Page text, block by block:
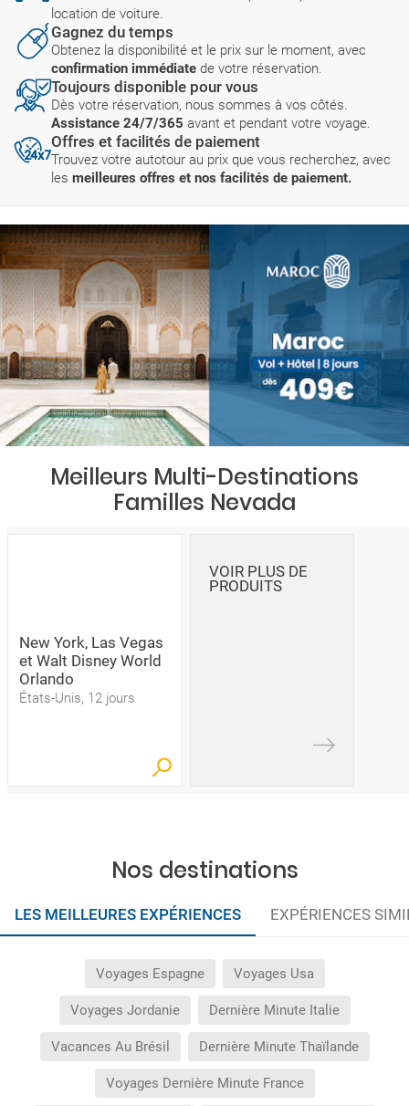
location de voiture.
Gagnez du temps
Obtenez la disponibilité et le prix sur le moment, avec
confirmation immédiate de votre réservation.
Toujours disponible pour vous
Dès votre réservation, nous sommes à vos côtés.
Assistance 24/7/365 avant et pendant votre voyage.
Offres et facilités de paiement
Trouvez votre autotour au prix que vous recherchez, avec
les meilleures offres et nos facilités de paiement.
Meilleurs Multi-Destinations
Familles Nevada
New York, Las Vegas
et Walt Disney World
Orlando
États-Unis, 12 jours
VOIR PLUS DE
PRODUITS
Nos destinations
LES MEILLEURES EXPÉRIENCES EXPÉRIENCES
Voyages Espagne Voyages Usa
Voyages Jordanie Dernière Minute Italie
Vacances Au Brésil Dernière Minute Thaïlande
Voyages Dernière Minute France